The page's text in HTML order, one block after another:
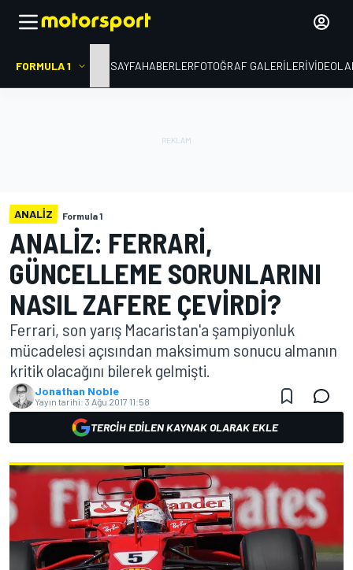
FORMULA 1 ANA SAYFAHABERLERFOTOĞRAF GALERILERI
ANALIZ Formula 1
ANALIZ: FERRARI,
GÜNCELLEME SORUNLARINI
NASIL ZAFERE ÇEVIRDI?
Ferrari, son yarış Macaristan'a şampiyonluk
mücadelesi açısından maksimum sonucu almanın
kritik olacağını bilerek gelmişti.
Jonathan Noble
Yayın tarihi: 3 Ağu 2017 11:58
TERCIH EDILEN KAYNAK OLARAK EKLE